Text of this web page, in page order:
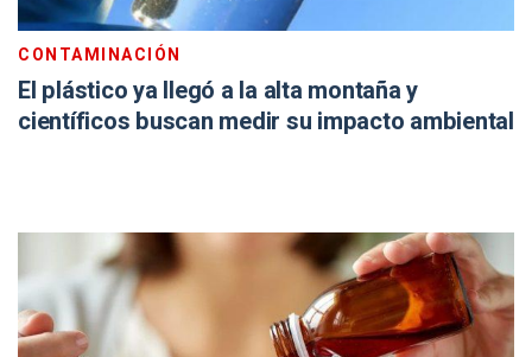
CONTAMINACIÓN
El plástico ya llegó a la alta montaña y
científicos buscan medir su impacto ambiental